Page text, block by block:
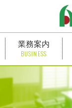
業務案内
BUSINESS